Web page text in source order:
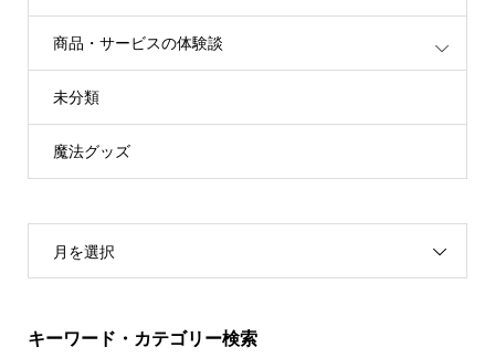
商品・サービスの体験談
未分類
魔法グッズ
月を選択
キーワード・カテゴリー検索